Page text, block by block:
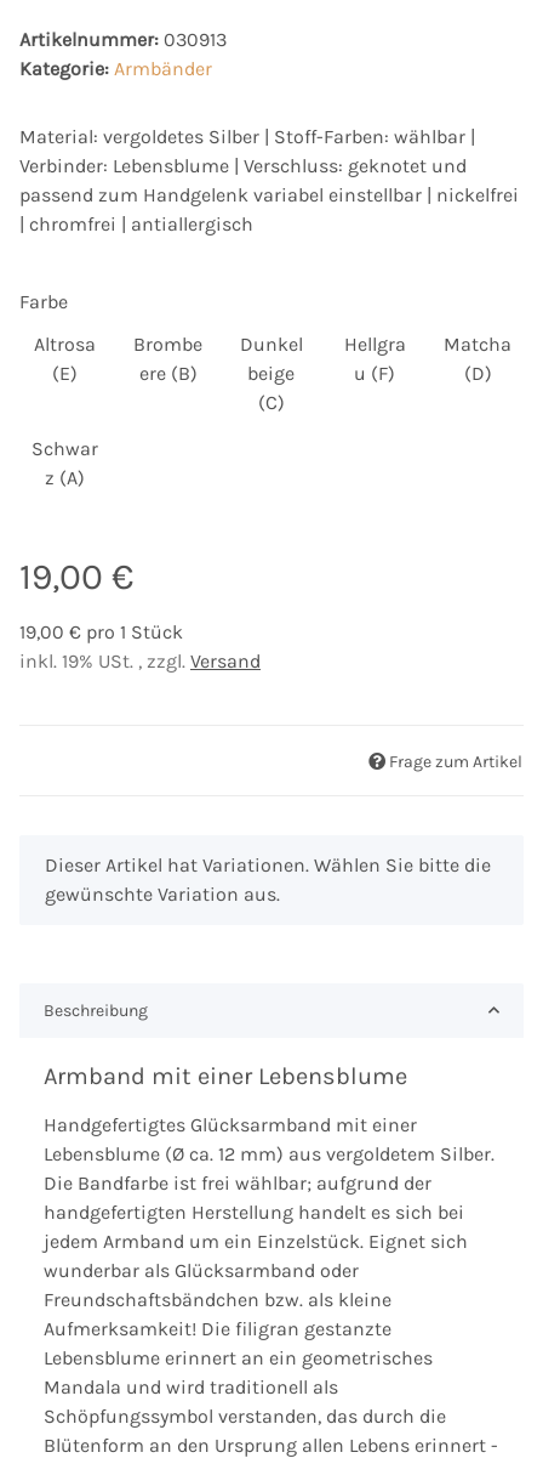
Artikelnummer: 030913
Kategorie: Armbänder
Material: vergoldetes Silber | Stoff-Farben: wählbar |
Verbinder: Lebensblume | Verschluss: geknotet und
passend zum Handgelenk variabel einstellbar | nickelfrei
| chromfrei | antiallergisch
Farbe
Altrosa
(E) Altrosa (E)
Brombe
ere (B)Brombeere (B)
Dunkel
beige
(C)Dunkelbeige (C)
Hellgra
u (F) Hellgrau (F)
Matcha
(D)
Schwar
z (A)
19,00 €
19,00 € pro 1 Stück
inkl. 19% USt. , zzgl. Versand
Frage zum Artikel
x
Dieser Artikel hat Variationen. Wählen Sie bitte die
gewünschte Variation aus.
Beschreibung
Armband mit einer Lebensblume
Handgefertigtes Glücksarmband mit einer
Lebensblume (Ø ca. 12 mm) aus vergoldetem Silber.
Die Bandfarbe ist frei wählbar; aufgrund der
handgefertigten Herstellung handelt es sich bei
jedem Armband um ein Einzelstück. Eignet sich
wunderbar als Glücksarmband oder
Freundschaftsbändchen bzw. als kleine
Aufmerksamkeit! Die filigran gestanzte
Lebensblume erinnert an ein geometrisches
Mandala und wird traditionell als
Schöpfungssymbol verstanden, das durch die
Blütenform an den Ursprung allen Lebens erinnert -